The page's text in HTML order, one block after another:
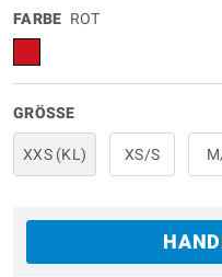
FARBE ROT
GRÖSSE
XXS (KL) XS/S